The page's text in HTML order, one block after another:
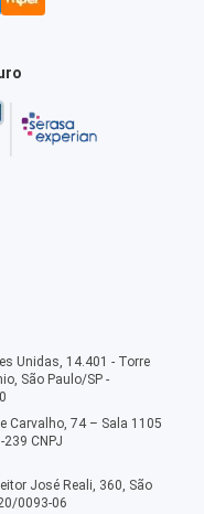
Unidas, 14.401 - Torre
São Paulo/SP -
Carvalho, 74 – Sala 1105
CNPJ
José Reali, 360, São
0093-06